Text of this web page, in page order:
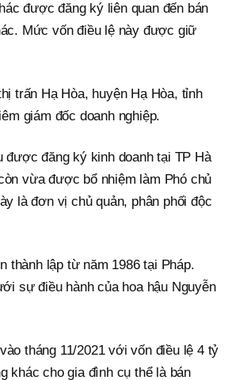
được đăng ký liên quan đến bán
Mức vốn điều lệ này được giữ
trấn Hạ Hòa, huyện Hạ Hòa, tỉnh
giám đốc doanh nghiệp.
được đăng ký kinh doanh tại TP Hà
vừa được bổ nhiệm làm Phó chủ
là đơn vị chủ quản, phân phối độc
thành lập từ năm 1986 tại Pháp.
sự điều hành của hoa hậu Nguyễn
tháng 11/2021 với vốn điều lệ 4 tỷ
khác cho gia đình cụ thể là bán